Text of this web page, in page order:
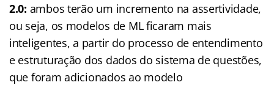
2.0: ambos terão um incremento na assertividade,
ou seja, os modelos de ML ficaram mais
inteligentes, a partir do processo de entendimento
e estruturação dos dados do sistema de questões,
que foram adicionados ao modelo